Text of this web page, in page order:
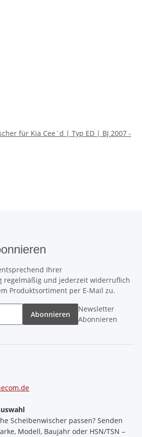
für Kia Cee´d | Typ ED | BJ 2007 -
Ihrer
regelmäßig und jederzeit widerruflich
Produktsortiment per E-Mail zu.
Abonnieren
Newsletter
Abonnieren
Scheibenwischer passen? Senden
Modell, Baujahr oder HSN/TSN –